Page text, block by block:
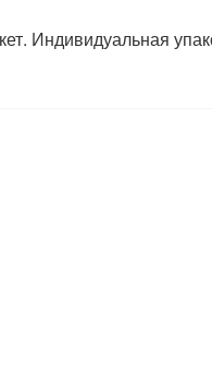
Индивидуальная